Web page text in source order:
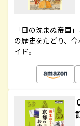
「日の沈まぬ帝国
の歴史をたどり、
イド。